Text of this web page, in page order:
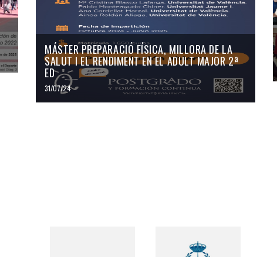
MÁSTER PREPARACIÓ FÍSICA, MILLORA DE LA
SALUT I EL RENDIMENT EN EL ADULT MAJOR 2ª
ED
31/07/24